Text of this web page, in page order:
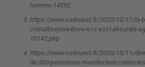
homme-14592
https://www.sudouest.fr/2020/10/11/la-
cristallisejose-bove-ici-c-est-l-absurdie-
10142.php
https://www.sudouest.fr/2020/10/11/
de-300-personnes-manifestent-contre-